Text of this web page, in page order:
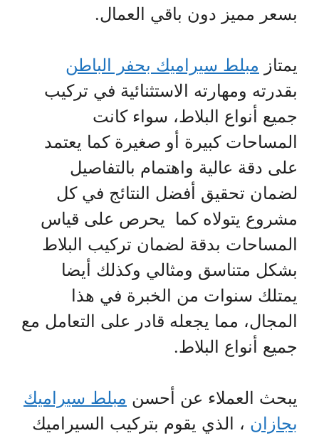
بسعر مميز دون باقي العمال.
يمتاز مبلط سيراميك بحفر الباطن
بقدرته ومهارته الاستثنائية في تركيب
جميع أنواع البلاط، سواء كانت
المساحات كبيرة أو صغيرة كما يعتمد
على دقة عالية واهتمام بالتفاصيل
لضمان تحقيق أفضل النتائج في كل
مشروع يتولاه كما يحرص على قياس
المساحات بدقة لضمان تركيب البلاط
بشكل متناسق ومثالي وكذلك أيضا
يمتلك سنوات من الخبرة في هذا
المجال، مما يجعله قادر على التعامل مع
جميع أنواع البلاط.
يبحث العملاء عن أحسن مبلط سيراميك
بجازان ، الذي يقوم بتركيب السيراميك